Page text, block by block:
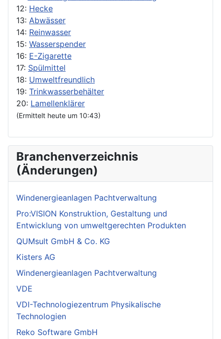
12: Hecke
13: Abwässer
14: Reinwasser
15: Wasserspender
16: E-Zigarette
17: Spülmittel
18: Umweltfreundlich
19: Trinkwasserbehälter
20: Lamellenklärer
(Ermittelt heute um 10:43)
Branchenverzeichnis
(Änderungen)
Windenergieanlagen Pachtverwaltung
Pro:VISION Konstruktion, Gestaltung und
Entwicklung von umweltgerechten Produkten
QUMsult GmbH & Co. KG
Kisters AG
Windenergieanlagen Pachtverwaltung
VDE
VDI-Technologiezentrum Physikalische
Technologien
Reko Software GmbH